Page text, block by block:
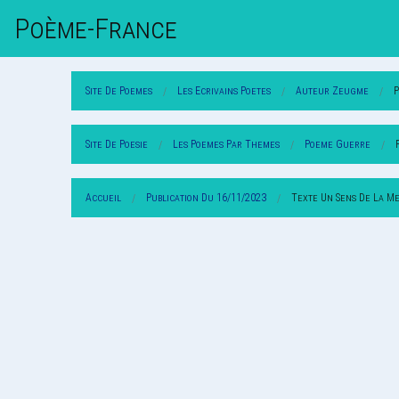
Poème-FrAnce
Site De Poemes Les Ecrivains Poetes Auteur Zeugme
Site De Poesie Les Poemes Par Themes Poeme Guerre
Accueil Publication Du 16/11/2023 Texte Un Sens De La